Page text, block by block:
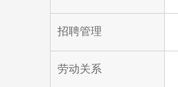
招聘管理
劳动关系